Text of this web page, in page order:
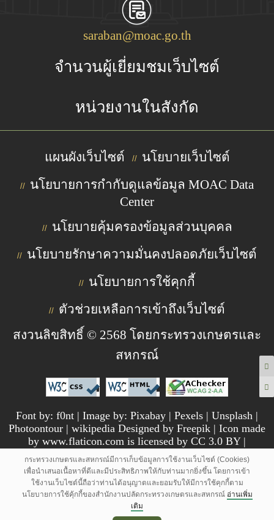
saraban@moac.go.th
จำนวนผู้เยี่ยมชมเว็บไซต์
หน่วยงานในสังกัด
แผนผังเว็บไซต์ // นโยบายเว็บไซต์
// นโยบายการกำกับดูแลข้อมูล MOAC Data
Center
// นโยบายคุ้มครองข้อมูลส่วนบุคคล
// นโยบายรักษาความมั่นคงปลอดภัยเว็บไซต์
// นโยบายการใช้คุกกี้
// ตัวช่วยเหลือการเข้าถึงเว็บไซต์
สงวนลิขสิทธิ์ © 2568 โดยกระทรวงเกษตรและ
สหกรณ์
Font by: f0nt | Image by: Pixabay | Pexels | Unsplash |
Photoontour | wikipedia Designed by Freepik | Icon made
by www.flaticon.com is licensed by CC 3.0 BY |
pngtree.com
กระทรวงเกษตรและสหกรณ์มีการเก็บข้อมูลการใช้งานเว็บไซต์ (Cookies)
เพื่อนำเสนอเนื้อหาที่ดีและมีประสิทธิภาพให้กับท่านมากยิ่งขึ้น โดยการเข้า
ใช้งานเว็บไซต์นี้ถือว่าท่านได้อนุญาตและยอมรับให้มีการใช้คุกกี้ตาม
นโยบายการใช้คุ้กกี้ของสำนักงานปลัดกระทรวงเกษตรและสหกรณ์ อ่านเพิ่ม
เติม